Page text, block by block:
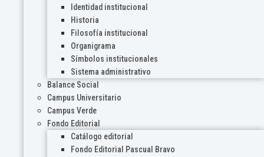
Identidad institucional
Historia
Filosofía institucional
Organigrama
Símbolos institucionales
Sistema administrativo
Balance Social
Campus Universitario
Campus Verde
Fondo Editorial
Catálogo editorial
Fondo Editorial Pascual Bravo